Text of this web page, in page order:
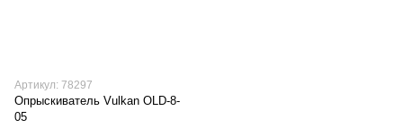
Артикул: 78297
Опрыскиватель Vulkan OLD-8-
05